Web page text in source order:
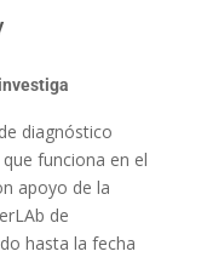
diagnóstico
funciona en el
apoyo de la
de
hasta la fecha